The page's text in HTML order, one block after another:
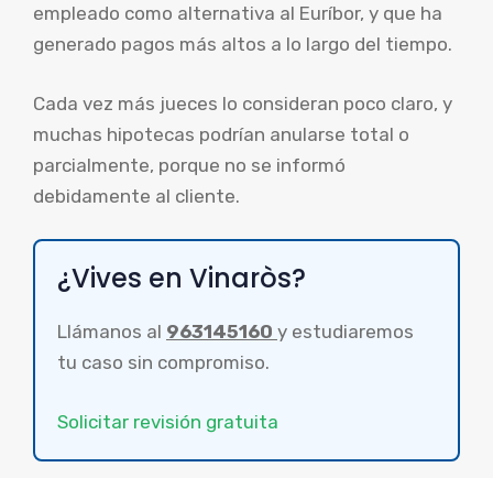
empleado como alternativa al Euríbor, y que ha
generado pagos más altos a lo largo del tiempo.
Cada vez más jueces lo consideran poco claro, y
muchas hipotecas podrían anularse total o
parcialmente, porque no se informó
debidamente al cliente.
¿Vives en Vinaròs?
Llámanos al 963145160 y estudiaremos
tu caso sin compromiso.
Solicitar revisión gratuita